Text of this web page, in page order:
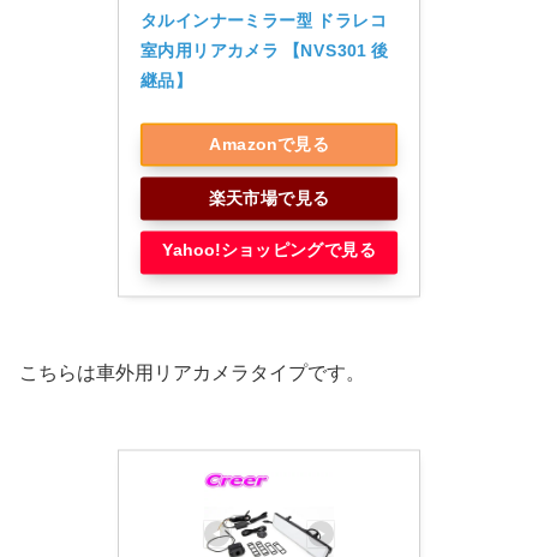
タルインナーミラー型 ドラレコ
室内用リアカメラ 【NVS301 後
継品】
Amazonで見る
楽天市場で見る
Yahoo!ショッピングで見る
こちらは車外用リアカメラタイプです。